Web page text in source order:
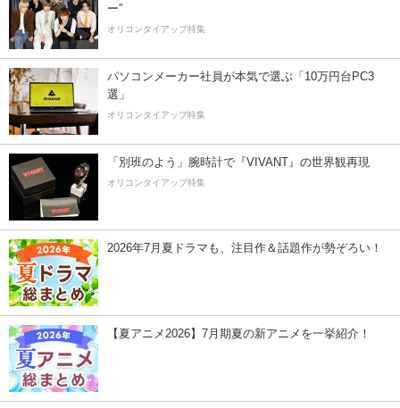
ー”
オリコンタイアップ特集
パソコンメーカー社員が本気で選ぶ「10万円台PC3
選」
オリコンタイアップ特集
「別班のよう」腕時計で『VIVANT』の世界観再現
オリコンタイアップ特集
2026年7月夏ドラマも、注目作＆話題作が勢ぞろい！
【夏アニメ2026】7月期夏の新アニメを一挙紹介！